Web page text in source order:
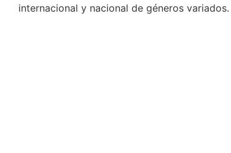
internacional y nacional de géneros variados.